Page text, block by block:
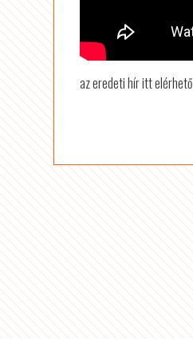
az eredeti hír itt elérhető